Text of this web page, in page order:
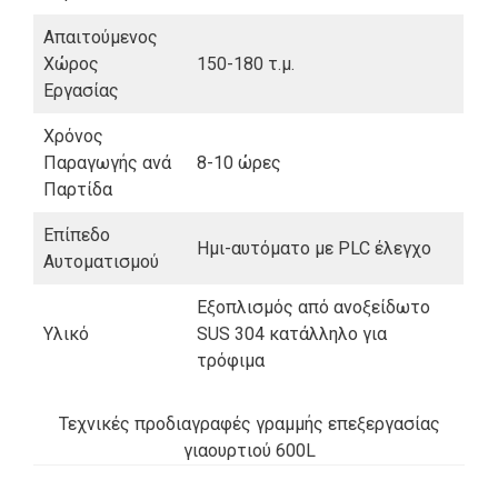
Απαιτούμενος
Χώρος
Εργασίας
150-180 τ.μ.
Χρόνος
Παραγωγής ανά
Παρτίδα
8-10 ώρες
Επίπεδο
Αυτοματισμού
Ημι-αυτόματο με PLC έλεγχο
Υλικό
Εξοπλισμός από ανοξείδωτο
SUS 304 κατάλληλο για
τρόφιμα
Τεχνικές προδιαγραφές γραμμής επεξεργασίας
γιαουρτιού 600L